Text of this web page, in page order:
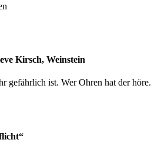
Kirsch, Weinstein
gefährlich ist. Wer Ohren hat der höre.